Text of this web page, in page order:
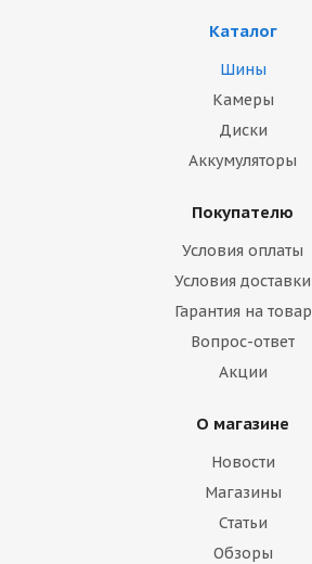
Каталог
Шины
Камеры
Диски
Аккумуляторы
Покупателю
Условия оплаты
Условия доставки
Гарантия на товар
Вопрос-ответ
Акции
О магазине
Новости
Магазины
Статьи
Обзоры